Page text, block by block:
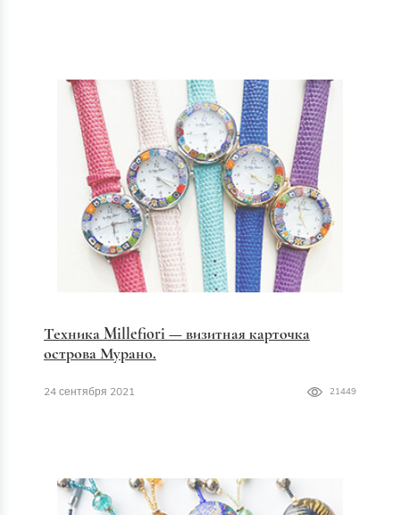
Техника Millefiori — визитная карточка
острова Мурано.
24 сентября 2021 21449